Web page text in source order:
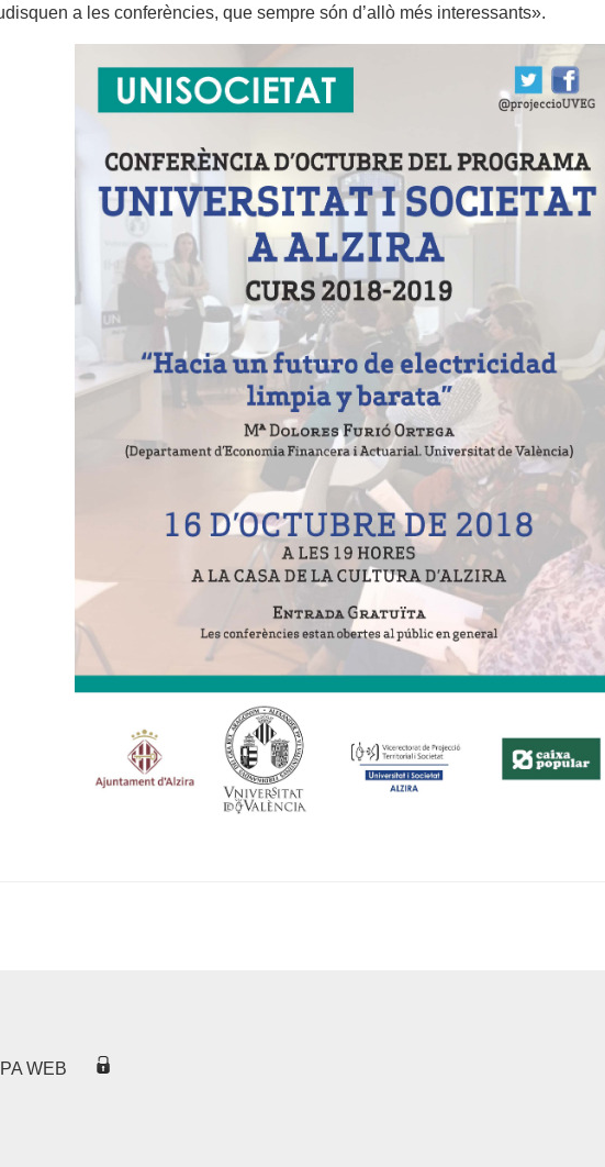
a les conferències, que sempre són d’allò més interessants».
WEB